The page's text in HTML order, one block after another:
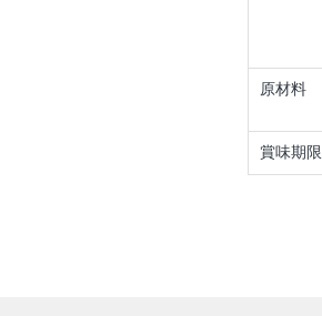
原材料
賞味期限